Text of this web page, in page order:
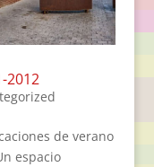
2012
de verano
espacio